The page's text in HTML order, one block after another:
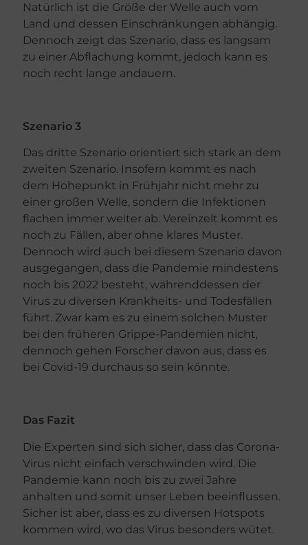
Natürlich ist die Größe der Welle auch vom
Land und dessen Einschränkungen abhängig.
Dennoch zeigt das Szenario, dass es langsam
zu einer Abflachung kommt, jedoch kann es
noch recht lange andauern.
Szenario 3
Das dritte Szenario orientiert sich stark an dem
zweiten Szenario. Insofern kommt es nach
dem Höhepunkt in Frühjahr nicht mehr zu
einer großen Welle, sondern die Infektionen
flachen immer weiter ab. Vereinzelt kommt es
noch zu Fällen, aber ohne klares Muster.
Dennoch wird auch bei diesem Szenario davon
ausgegangen, dass die Pandemie mindestens
noch bis 2022 besteht, währenddessen der
Virus zu diversen Krankheits- und Todesfällen
führt. Zwar kam es zu einem solchen Muster
bei den früheren Grippe-Pandemien nicht,
dennoch gehen Forscher davon aus, dass es
bei Covid-19 durchaus so sein könnte.
Das Fazit
Die Experten sind sich sicher, dass das Corona-
Virus nicht einfach verschwinden wird. Die
Pandemie kann noch bis zu zwei Jahre
anhalten und somit unser Leben beeinflussen.
Sicher ist aber, dass es zu diversen Hotspots
kommen wird, wo das Virus besonders wütet.